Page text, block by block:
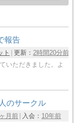
報告
ト 更新： 2時間20分前
いただきました。よ
のサークル
月前 入会： 10年前